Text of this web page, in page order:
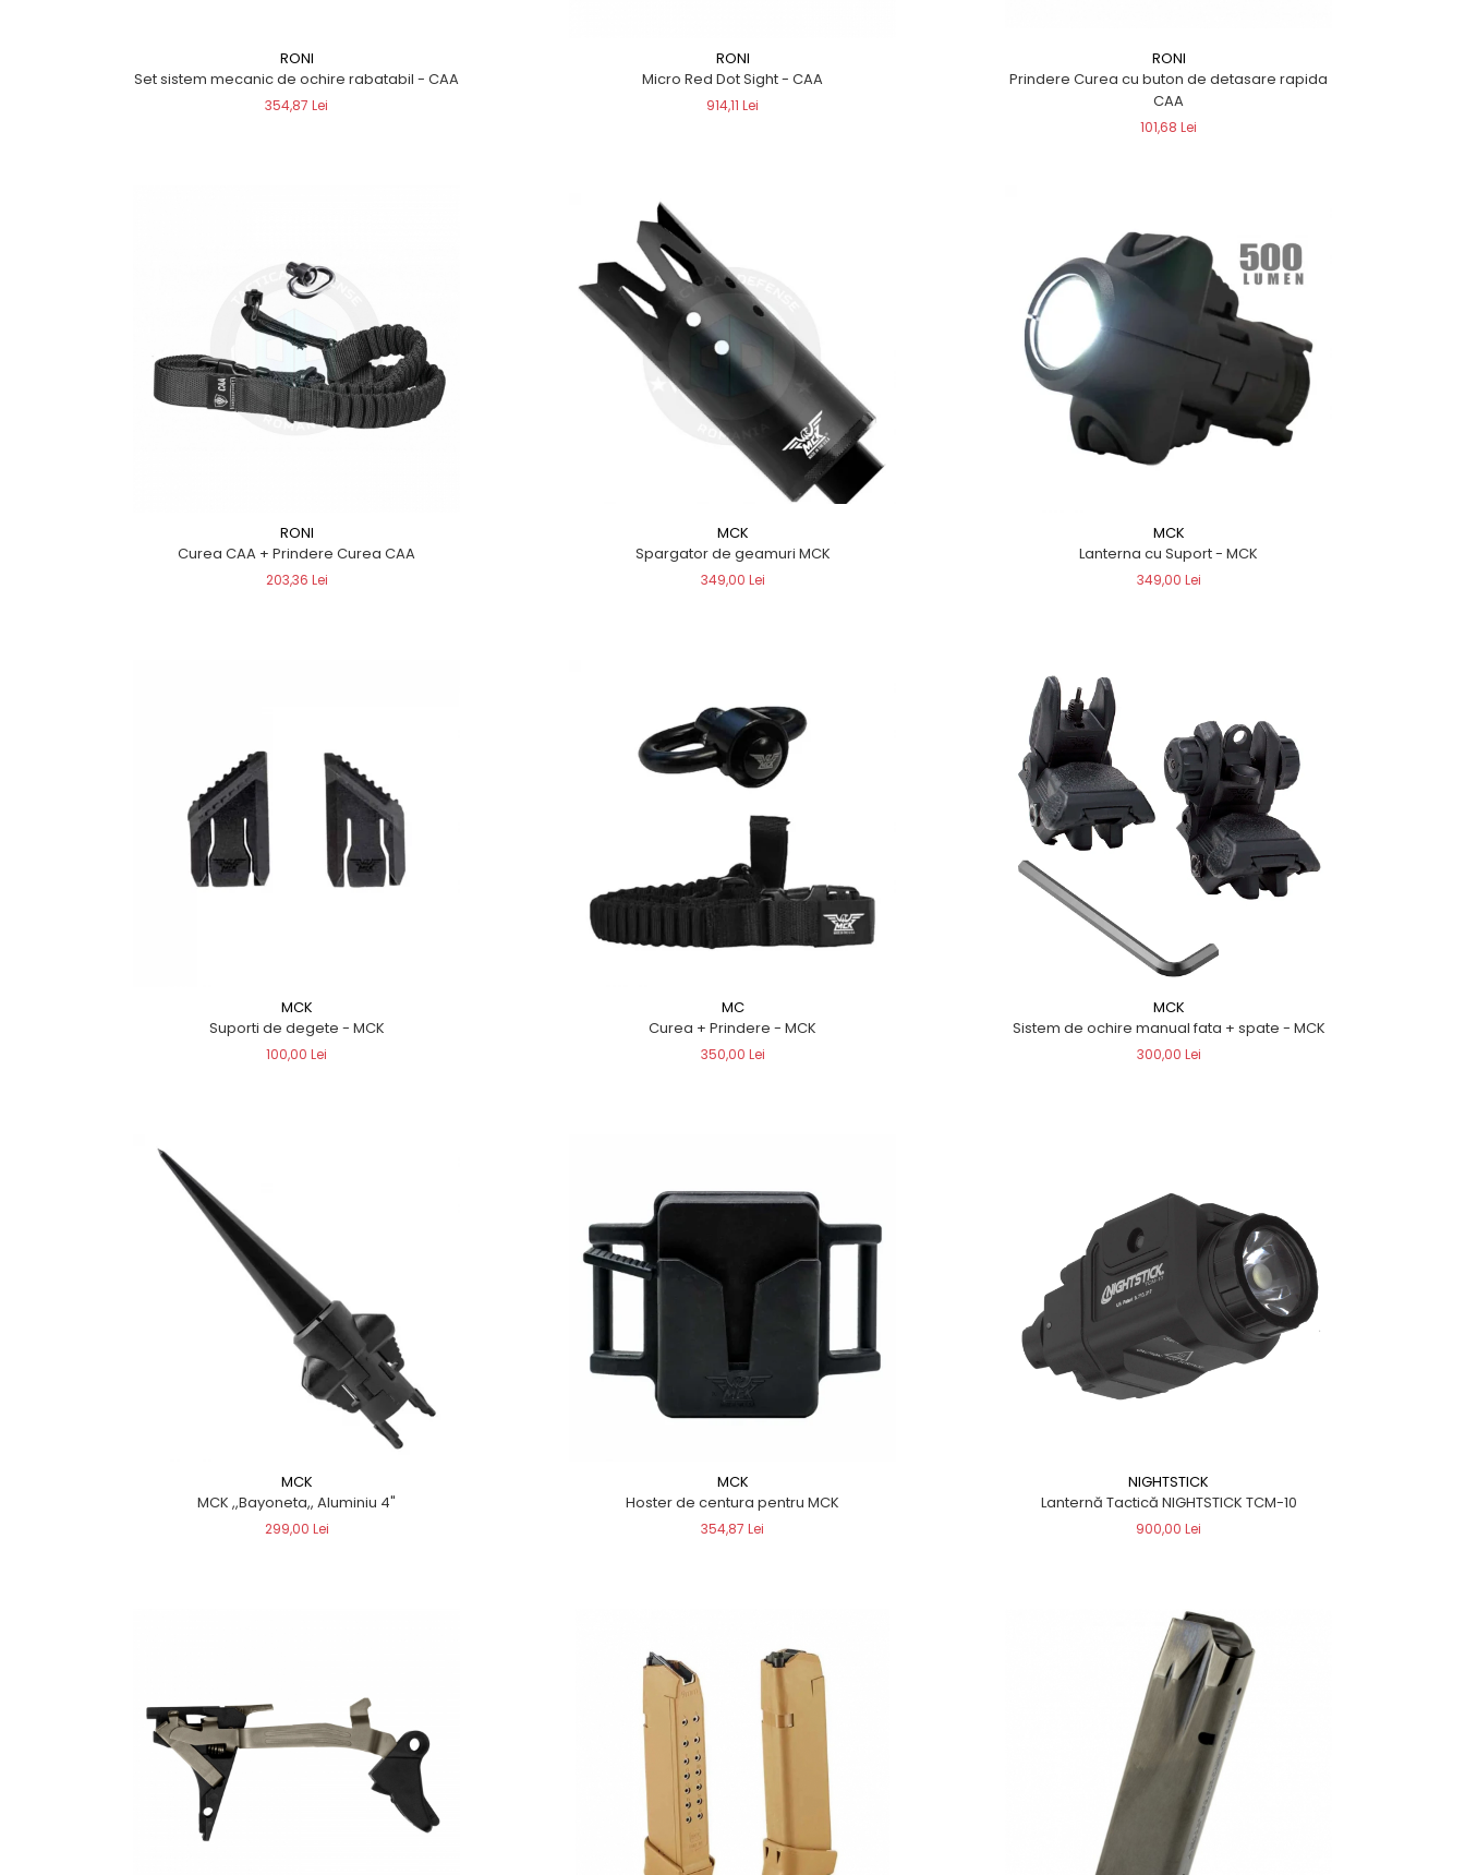
RONI
Set sistem mecanic de ochire rabatabil - CAA
354,87 Lei
RONI
Micro Red Dot Sight - CAA
914,11 Lei
RONI
Prindere Curea cu buton de detasare rapida
CAA
101,68 Lei
RONI
Curea CAA + Prindere Curea CAA
203,36 Lei
MCK
Spargator de geamuri MCK
349,00 Lei
MCK
Lanterna cu Suport - MCK
349,00 Lei
MCK
Suporti de degete - MCK
100,00 Lei
MC
Curea + Prindere - MCK
350,00 Lei
MCK
Sistem de ochire manual fata + spate - MCK
300,00 Lei
MCK
MCK ,,Bayoneta,, Aluminiu 4"
299,00 Lei
MCK
Hoster de centura pentru MCK
354,87 Lei
NIGHTSTICK
Lanternă Tactică NIGHTSTICK TCM-10
900,00 Lei